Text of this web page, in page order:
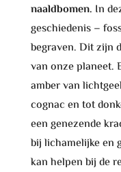
naaldbomen. In
geschiedenis –
begraven. Dit zijn
van onze planeet.
amber van
cognac en tot
een genezende
bij lichamelijke en
kan helpen bij de